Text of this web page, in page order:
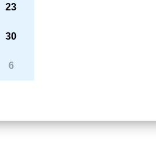
23
30
6